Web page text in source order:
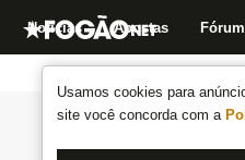
Usamos cookies para
site você concorda com a
Notícias Apostas Fórum